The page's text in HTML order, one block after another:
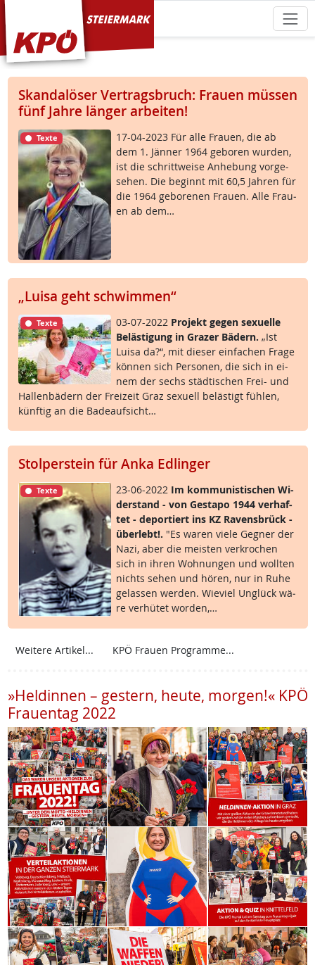
KPÖ Steiermark
Skandalöser Vertragsbruch: Frauen müssen
fünf Jahre länger arbeiten!
Texte
17-04-2023 Für al­le Frau­en, die ab
dem 1. Jän­ner 1964 ge­bo­ren wur­den,
ist die schritt­wei­se An­he­bung vor­ge­
se­hen. Die be­ginnt mit 60,5 Jah­ren für
die 1964 ge­bo­re­nen Frau­en. Al­le Frau­
en ab dem…
„Luisa geht schwimmen“
Texte 03-07-2022 Pro­jekt ge­gen se­xu­el­le
Be­läs­t­i­gung in Gra­zer Bä­d­ern. „Ist
Lui­sa da?“, mit die­ser ein­fa­chen Fra­ge
kön­nen sich Per­so­nen, die sich in ei­
nem der sechs städ­ti­schen Frei- und
Hal­len­bä­d­ern der Frei­zeit Graz se­xu­ell be­läs­t­igt füh­len,
künf­tig an die Ba­de­auf­sicht…
Stolperstein für Anka Edlinger
Texte 23-06-2022 Im kom­mu­nis­ti­schen Wi­
der­stand - von Ge­sta­po 1944 ver­haf­
tet - de­por­tiert ins KZ Ra­vens­brück -
über­lebt!. "Es wa­ren vie­le Geg­ner der
Na­zi, aber die meis­ten ver­kro­chen
sich in ih­ren Woh­nun­gen und woll­ten
nichts se­hen und hö­ren, nur in Ru­he
ge­las­sen wer­den. Wie­viel Un­glück wä­
re ver­hü­tet wor­den,…
Weitere Artikel... KPÖ Frauen Programme...
»Heldinnen – gestern, heute, morgen!« KPÖ
Frauentag 2022